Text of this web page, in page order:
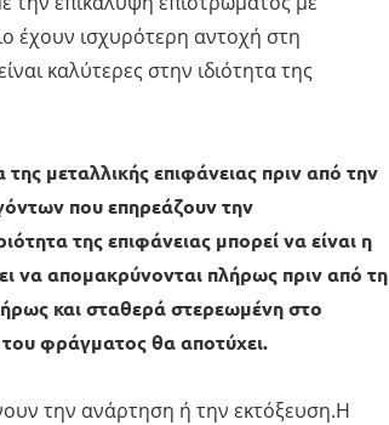
έχουν ισχυρότερη αντοχή στη
καλύτερες στην ιδιότητα της
μεταλλικής επιφάνειας πριν από την
που επηρεάζουν την
της επιφάνειας μπορεί να είναι η
να απομακρύνονται πλήρως πριν από τη
και σταθερά στερεωμένη στο
φράγματος θα αποτύχει.
την ανάρτηση ή την εκτόξευση.Η